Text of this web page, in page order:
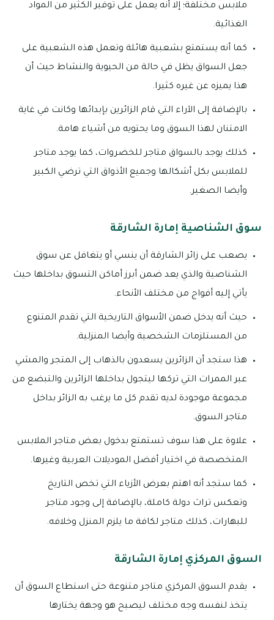
ملابس مختلفة؛ إلا أنه يعمل على توفير الكثير من المواد
الغذائية.
كما أنه يستمتع بشعبية هائلة وتعمل هذه الشعبية على
جعل السواق يظل في حالة من الحيوية والنشاط حيث أن
هذا يميزه عن غيره كثيرا.
بالإضافة إلى الآراء التي قام الزائرين بإبدائها وكانت في غاية
الامتنان لهذا السوق وما يحتويه من أشياء هامة.
كذلك يوجد بالسواق متاجر للخضروات، كما يوجد متاجر
للملابس بكل أشكالها وجميع الأذواق التي ترضي الكبير
وأيضا الصغير.
سوق الشناصية إمارة الشارقة
يصعب على زائر الشارقة أن ينسي أو يتغافل عن سوق
الشناصية والذي يعد ضمن أبرز أماكن التسوق بداخلها حيث
يأتي إليه أفواج من مختلف الأنحاء.
حيث أنه يدخل ضمن الأسواق التاريخية التي تقدم المتنوع
من المستلزمات الشخصية وأيضا المنزلية.
هذا ستجد أن الزائرين يسعدون بالذهاب إلى المتجر والمشي
عبر الممرات التي تركها ليتجول بداخلها الزائرين والتبضع من
مجموعة موجودة لديه تقدم كل ما يرغب به الزائر بداخل
متاجر السوق.
علاوة على هذا سوف تستمتع بدخول بعض متاجر الملابس
المتخصصة في اختيار أفضل الموديلات العربية وغيرها.
كما ستجد أنه اهتم بعرض الأزياء التي تخص التاريخ
وتعكس تراث دولة كاملة، بالإضافة إلى وجود متاجر
للبهارات، كذلك متاجر لكافة ما يلزم المنزل وخلافه.
السوق المركزي إمارة الشارقة
يقدم السوق المركزي متاجر متنوعة حتى استطاع السوق أن
يتخذ لنفسه وجه مختلف ليصبح هو وجهة يختارها